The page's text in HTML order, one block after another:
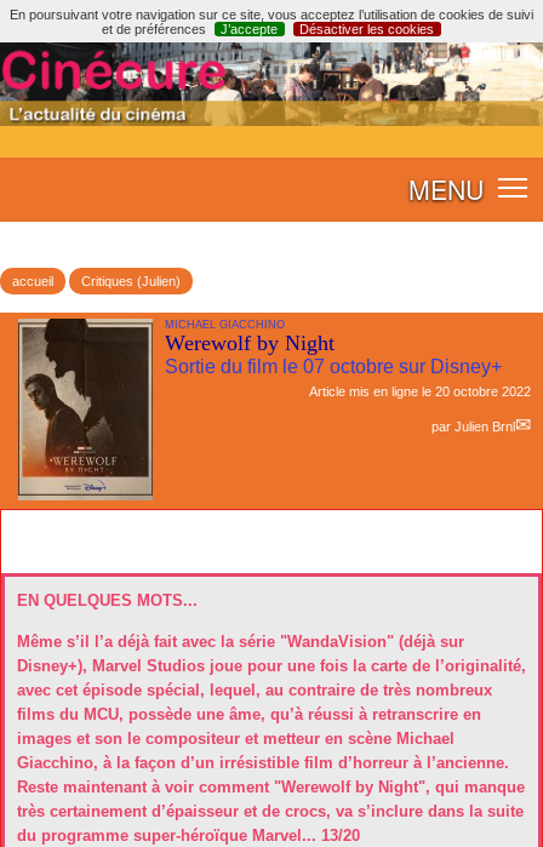
En poursuivant votre navigation sur ce site, vous acceptez l’utilisation de cookies de suivi
et de préférences
J’accepte Désactiver les cookies
MENU
accueil Critiques (Julien)
MICHAEL GIACCHINO
Werewolf by Night
Sortie du film le 07 octobre sur Disney+
Article mis en ligne le 20 octobre 2022
par Julien Brnl
EN QUELQUES MOTS...
Même s’il l’a déjà fait avec la série "WandaVision" (déjà sur
Disney+), Marvel Studios joue pour une fois la carte de l’originalité,
avec cet épisode spécial, lequel, au contraire de très nombreux
films du MCU, possède une âme, qu’à réussi à retranscrire en
images et son le compositeur et metteur en scène Michael
Giacchino, à la façon d’un irrésistible film d’horreur à l’ancienne.
Reste maintenant à voir comment "Werewolf by Night", qui manque
très certainement d’épaisseur et de crocs, va s’inclure dans la suite
du programme super-héroïque Marvel... 13/20